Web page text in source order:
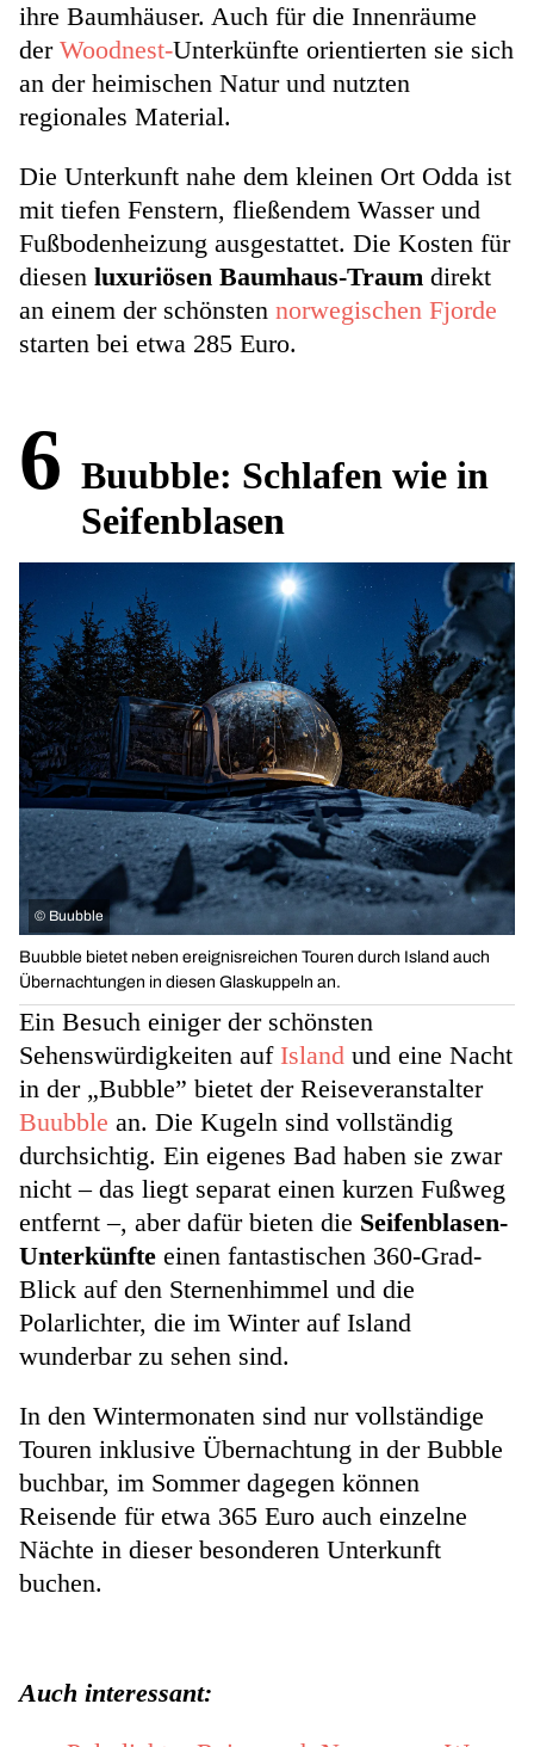
ihre Baumhäuser. Auch für die Innenräume
der Woodnest-Unterkünfte orientierten sie sich
an der heimischen Natur und nutzten
regionales Material.
Die Unterkunft nahe dem kleinen Ort Odda ist
mit tiefen Fenstern, fließendem Wasser und
Fußbodenheizung ausgestattet. Die Kosten für
diesen luxuriösen Baumhaus-Traum direkt
an einem der schönsten norwegischen Fjorde
starten bei etwa 285 Euro.
6 Buubble: Schlafen wie in
Seifenblasen
© Buubble
Buubble bietet neben ereignisreichen Touren durch Island auch
Übernachtungen in diesen Glaskuppeln an.
Ein Besuch einiger der schönsten
Sehenswürdigkeiten auf Island und eine Nacht
in der „Bubble” bietet der Reiseveranstalter
Buubble an. Die Kugeln sind vollständig
durchsichtig. Ein eigenes Bad haben sie zwar
nicht – das liegt separat einen kurzen Fußweg
entfernt –, aber dafür bieten die Seifenblasen-
Unterkünfte einen fantastischen 360-Grad-
Blick auf den Sternenhimmel und die
Polarlichter, die im Winter auf Island
wunderbar zu sehen sind.
In den Wintermonaten sind nur vollständige
Touren inklusive Übernachtung in der Bubble
buchbar, im Sommer dagegen können
Reisende für etwa 365 Euro auch einzelne
Nächte in dieser besonderen Unterkunft
buchen.
Auch interessant: